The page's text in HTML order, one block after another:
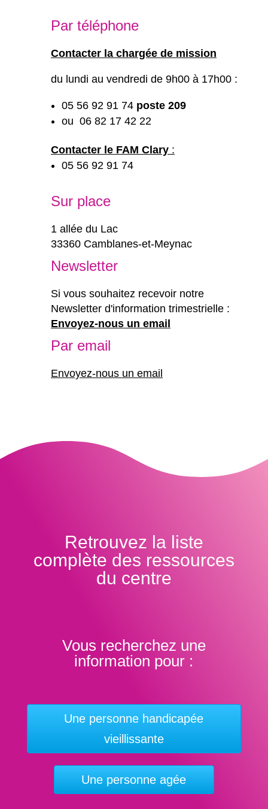
Par téléphone
Contacter la chargée de mission
du lundi au vendredi de 9h00 à 17h00 :
05 56 92 91 74 poste 209
ou 06 82 17 42 22
Contacter le FAM Clary:
05 56 92 91 74
Sur place
1 allée du Lac
33360 Camblanes-et-Meynac
Newsletter
Si vous souhaitez recevoir notre
Newsletter d'information trimestrielle :
Envoyez-nous un email
Par email
Envoyez-nous un email
Retrouvez la liste
complète des ressources
du centre
Vous recherchez une
information pour :
Une personne handicapée
vieillissante
Une personne agée